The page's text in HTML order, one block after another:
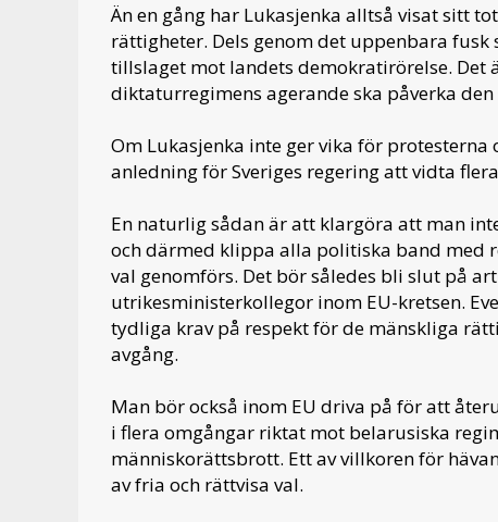
Än en gång har Lukasjenka alltså visat sitt
rättigheter. Dels genom det uppenbara
tillslaget mot landets demokratirörelse.
diktaturregimens agerande ska påverka
Om Lukasjenka inte ger vika för
anledning för Sveriges regering att vidta
En naturlig sådan är att klargöra att man
och därmed klippa alla politiska band med
val genomförs. Det bör således bli slut på
utrikesministerkollegor inom EU-kretsen.
tydliga krav på respekt för de mänskliga
avgång.
Man bör också inom EU driva på för att
i flera omgångar riktat mot belarusiska
människorättsbrott. Ett av villkoren för
av fria och rättvisa val.